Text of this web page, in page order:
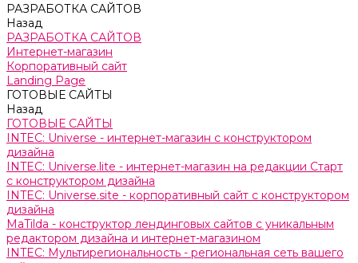
РАЗРАБОТКА САЙТОВ
Назад
РАЗРАБОТКА САЙТОВ
Интернет-магазин
Корпоративный сайт
Landing Page
ГОТОВЫЕ САЙТЫ
Назад
ГОТОВЫЕ САЙТЫ
INTEC: Universe - интернет-магазин с конструктором
дизайна
INTEC: Universe.lite - интернет-магазин на редакции Старт
с конструктором дизайна
INTEC: Universe.site - корпоративный сайт с конструктором
дизайна
MaTilda - конструктор лендинговых сайтов с уникальным
редактором дизайна и интернет-магазином
INTEC: Мультирегиональность - региональная сеть вашего